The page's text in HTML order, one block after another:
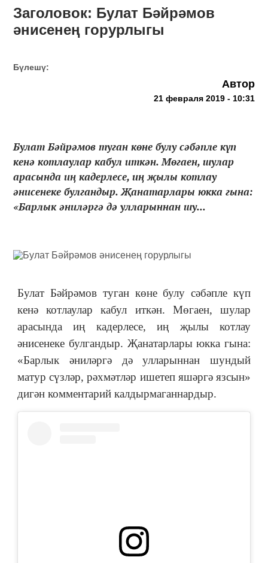
Заголовок: Булат Бәйрәмов
әнисенең горурлыгы
Бүлешү:
Автор
21 февраля 2019 - 10:31
Булат Бәйрәмов туган көне булу сәбәпле күп
кенә котлаулар кабул иткән. Мөгаен, шулар
арасында иң кадерлесе, иң җылы котлау
әнисенеке булгандыр. Җанатарлары юкка гына:
«Барлык әниләргә дә улларыннан шу...
Булат Бәйрәмов туган көне булу сәбәпле күп
кенә котлаулар кабул иткән. Мөгаен, шулар
арасында иң кадерлесе, иң җылы котлау
әнисенеке булгандыр. Җанатарлары юкка гына:
«Барлык әниләргә дә улларыннан шундый
матур сүзләр, рәхмәтләр ишетеп яшәргә язсын»
дигән комментарий калдырмаганнардыр.